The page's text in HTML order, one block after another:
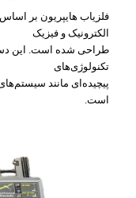
فلزیاب هایپریون بر
الکترونیک و فیزیک
طراحی شده است. این
تکنولوژی‌های
پیچیده‌ای مانند
است.